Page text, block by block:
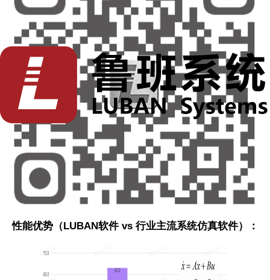
LUBAN SYS 软件内置高效的Bode
图、高效矩阵运算等模
块，可直接对系统频率响应进行快速求解与可视化分析。
该模块在GPU上实现复杂矩阵运算优化，频响计算速度
较传统工具提升数十倍，支持大规模模型的批量频域扫描
与稳定性分析。
四、强大的矩阵与数值计算引擎
软件底层集成了自研矩阵运算引擎，兼容CPU/GPU混合
计算架构，支持稠密矩阵、稀疏矩阵、复数矩阵等多种数
据结构。通过内置的多线程任务调度与内存池管理机制，
能够在保持数值稳定性的同时，实现矩阵运算的极限性
能，特别适用于大规模系统中 Jacobian
、控制矩阵及灵敏
度矩阵 等关键线性化算子的 实时计算与优化。
性能优势（ LUBAN软件vs 行业主流系统仿真软件）：